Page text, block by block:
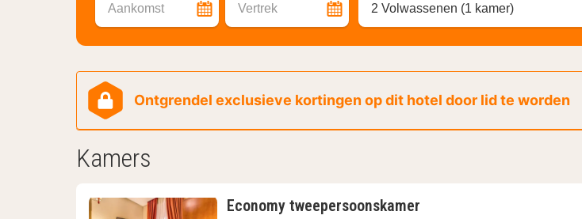
Aankomst Vertrek 2 Volwassenen (1 kamer)
Ontgrendel exclusieve kortingen op dit hotel door lid te worden
Kamers
Economy tweepersoonskamer